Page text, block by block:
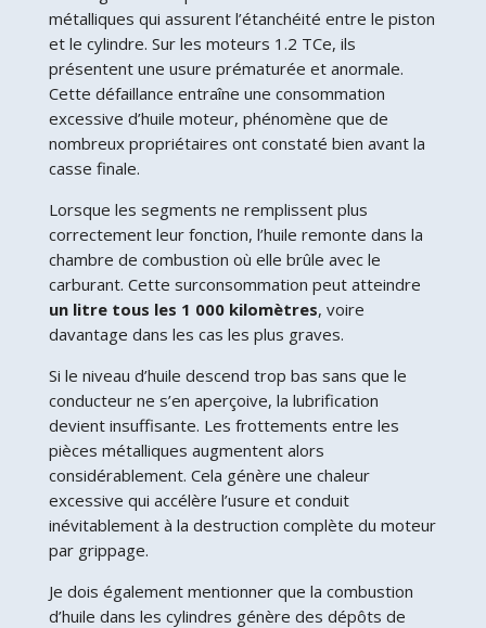
métalliques qui assurent l’étanchéité entre le piston
et le cylindre. Sur les moteurs 1.2 TCe, ils
présentent une usure prématurée et anormale.
Cette défaillance entraîne une consommation
excessive d’huile moteur, phénomène que de
nombreux propriétaires ont constaté bien avant la
casse finale.
Lorsque les segments ne remplissent plus
correctement leur fonction, l’huile remonte dans la
chambre de combustion où elle brûle avec le
carburant. Cette surconsommation peut atteindre
un litre tous les 1 000 kilomètres, voire
davantage dans les cas les plus graves.
Si le niveau d’huile descend trop bas sans que le
conducteur ne s’en aperçoive, la lubrification
devient insuffisante. Les frottements entre les
pièces métalliques augmentent alors
considérablement. Cela génère une chaleur
excessive qui accélère l’usure et conduit
inévitablement à la destruction complète du moteur
par grippage.
Je dois également mentionner que la combustion
d’huile dans les cylindres génère des dépôts de